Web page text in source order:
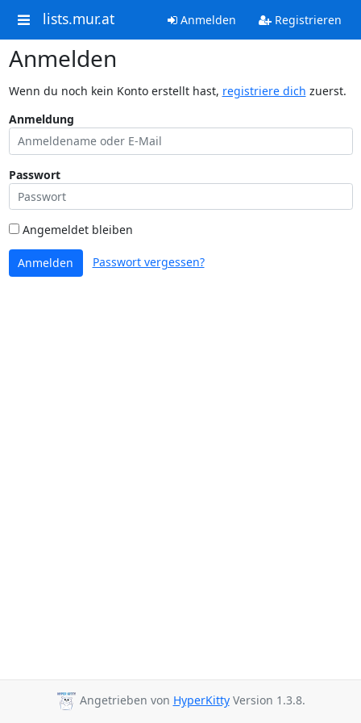
lists.mur.at Anmelden Registrieren
Anmelden
Wenn du noch kein Konto erstellt hast, registriere dich zuerst.
Anmeldung
Passwort
Angemeldet bleiben
Anmelden Passwort vergessen?
Angetrieben von HyperKittyVersion 1.3.8.